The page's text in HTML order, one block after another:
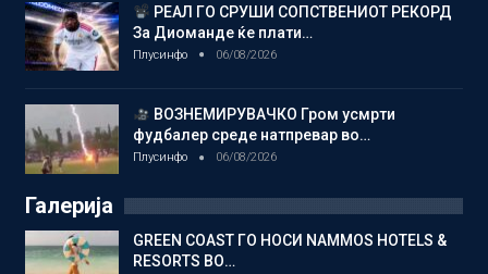
РЕАЛ ГО СРУШИ СОПСТВЕНИОТ РЕКОРД
За Диоманде ќе плати…
Плусинфо 06/08/2026
ВОЗНЕМИРУВАЧКО Гром усмрти
фудбалер среде натпревар во…
Плусинфо 06/08/2026
Галерија
GREEN COAST ГО НОСИ NAMMOS HOTELS &
RESORTS ВО…